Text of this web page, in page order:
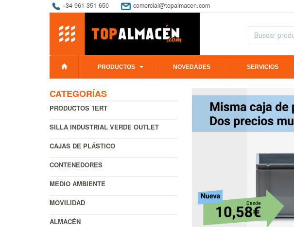
+34 961 351 650 comercial@topalmacen.com
PRODUCTOS NOVEDADES SERVICIOS
CATEGORÍAS
PRODUCTOS 1ERT
SILLA INDUSTRIAL VERDE OUTLET
CAJAS DE PLÁSTICO
CONTENEDORES
MEDIO AMBIENTE
MOVILIDAD
ALMACÉN